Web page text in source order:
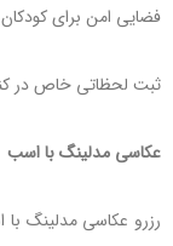
فضایی امن برای کودکان
ثبت لحظاتی خاص در
عکاسی مدلینگ با اسب
رزرو عکاسی مدلینگ